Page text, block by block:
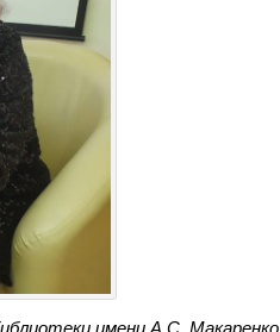
имени А.С. Макаренко